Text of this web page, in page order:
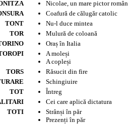
Nicolae, un mare pictor român
Coafură de călugăr catolic
TONT
Nu-l duce mintea
TOR
Mulură de coloană
Oraș în Italia
A moleși
A copleși
TORS
Răsucit din fire
Schingiuire
TOT
Întreg
Cei care aplică dictatura
TOTI
Strânși în păr
Prezenți în păr